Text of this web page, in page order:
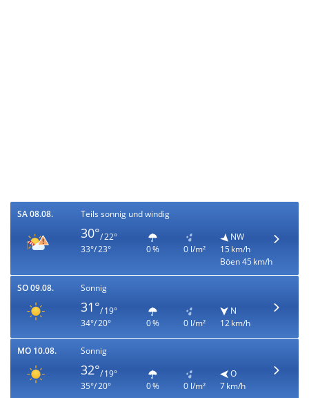
SA 08.08. Teils sonnig und windig
30°/ 22°
33°/ 23°
0 % 0 l/m²
NW
15 km/h
Böen 45 km/h
SO 09.08. Sonnig
31°/ 19°
34°/ 20°
0 % 0 l/m²
N
12 km/h
MO 10.08. Sonnig
32°/ 19°
35°/ 20°
0 % 0 l/m²
O
7 km/h